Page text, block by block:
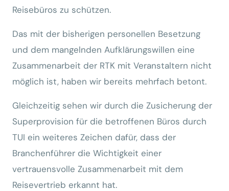
Reisebüros zu schützen.
Das mit der bisherigen personellen Besetzung
und dem mangelnden Aufklärungswillen eine
Zusammenarbeit der RTK mit Veranstaltern nicht
möglich ist, haben wir bereits mehrfach betont.
Gleichzeitig sehen wir durch die Zusicherung der
Superprovision für die betroffenen Büros durch
TUI ein weiteres Zeichen dafür, dass der
Branchenführer die Wichtigkeit einer
vertrauensvolle Zusammenarbeit mit dem
Reisevertrieb erkannt hat.